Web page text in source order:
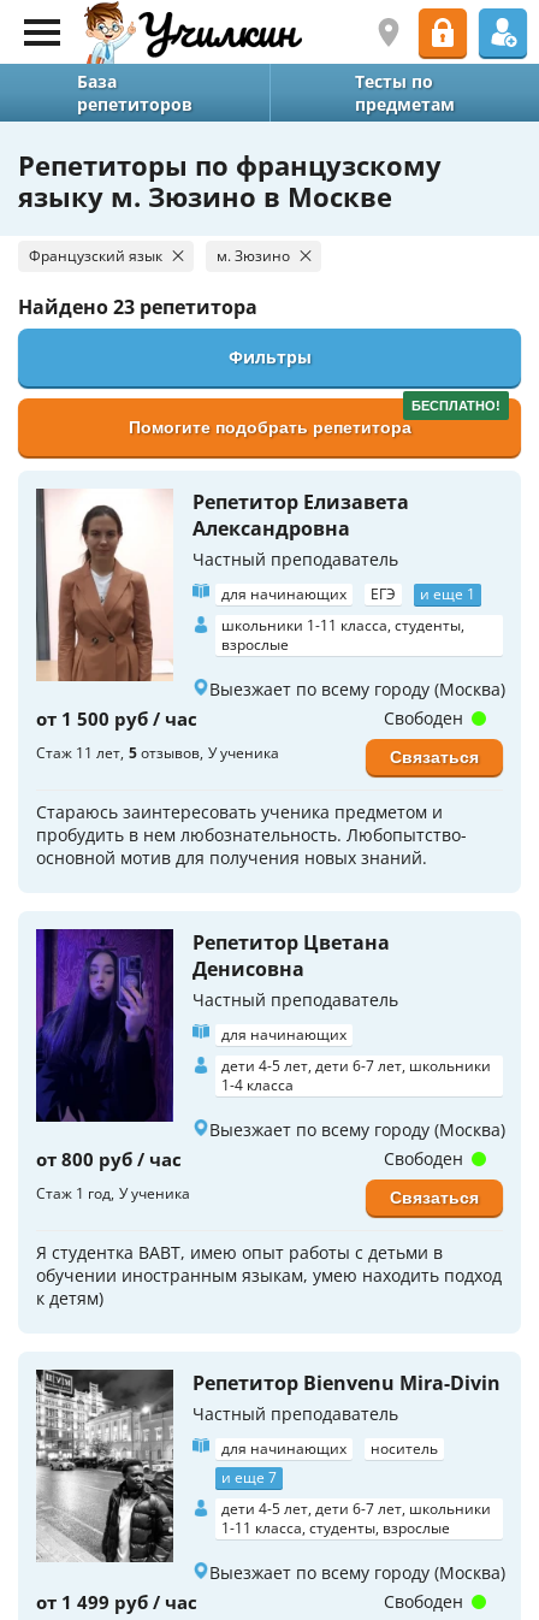
База
репетиторов
Тесты по
предметам
Репетиторы по французскому
языку м. Зюзино в Москве
Французский язык м. Зюзино
Найдено23 репетитора
Фильтры
БЕСПЛАТНО!
Помогите подобрать репетитора
Репетитор Елизавета
Александровна
Частный преподаватель
для начинающих ЕГЭ
и еще 1
школьники 1-11 класса, студенты,
взрослые
Выезжает по всему городу (Москва)
от 1 500 руб / час
Стаж 11 лет 5отзывов У ученика
Стараюсь заинтересовать ученика предметом и
пробудить в нем любознательность. Любопытство-
основной мотив для получения новых знаний.
Свободен
Связаться
Репетитор Цветана
Денисовна
Частный преподаватель
для начинающих
дети 4-5 лет, дети 6-7 лет, школьники
1-4 класса
Выезжает по всему городу (Москва)
от 800 руб / час
Стаж 1 год У ученика
Я студентка ВАВТ, имею опыт работы с детьми в
обучении иностранным языкам, умею находить подход
к детям)
Свободен
Связаться
Репетитор Bienvenu Mira-Divin
Частный преподаватель
для начинающих
носитель
и еще 7
дети 4-5 лет, дети 6-7 лет, школьники
1-11 класса, студенты, взрослые
Выезжает по всему городу (Москва)
от 1 499 руб / час Свободен